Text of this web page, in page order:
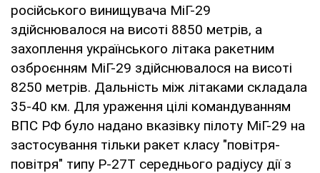
російського винищувача МіГ-29
здійснювалося на висоті 8850 метрів, а
захоплення українського літака ракетним
озброєнням МіГ-29 здійснювалося на висоті
8250 метрів. Дальність між літаками складала
35-40 км. Для ураження цілі командуванням
ВПС РФ було надано вказівку пілоту МіГ-29 на
застосування тільки ракет класу "повітря-
повітря" типу Р-27Т середнього радіусу дії з